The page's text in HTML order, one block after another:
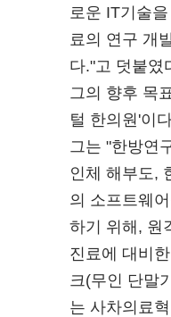
로운 IT기술
료의 연구 개
다."고 덧붙였
그의 향후 목
털 한의원'이
그는 "한방연
인체 해부도,
의 소프트웨
하기 위해, 원
진료에 대비
크(무인 단말
는 사차의료